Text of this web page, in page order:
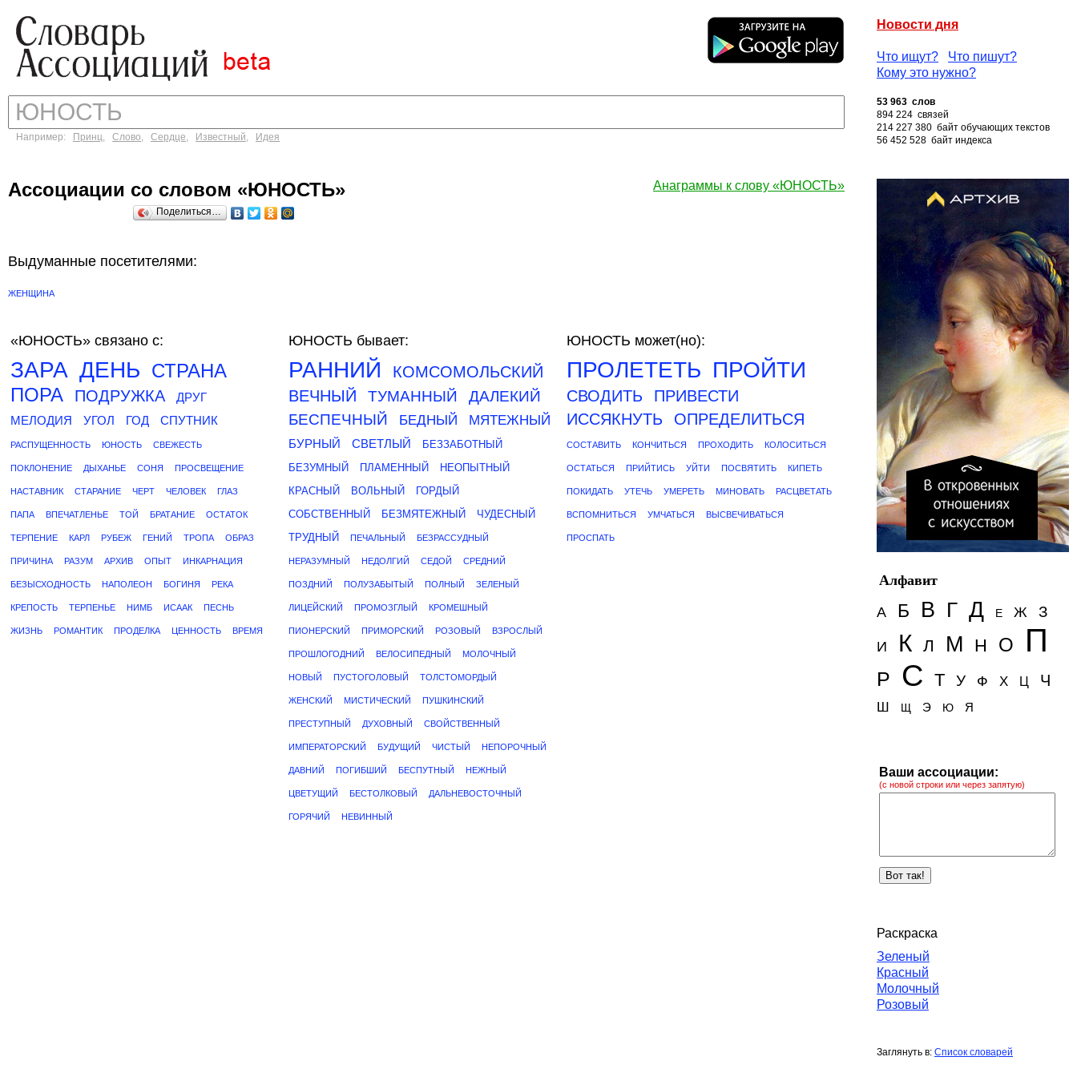
Новости дня
Что ищут?
Что пишут?
Кому это нужно?
Например: Принц, Слово, Сердце, Известный, Идея
53 963 слов
894 224 связей
214 227 380 байт обучающих текстов
56 452 528 байт индекса
Анаграммы к слову «ЮНОСТЬ»
Ассоциации со словом «ЮНОСТЬ»
Поделиться…
Выдуманные посетителями:
ЖЕНЩИНА
«ЮНОСТЬ» связано с:
ЗАРА ДЕНЬ СТРАНА
ПОРА
ПОДРУЖКА
ДРУГ
МЕЛОДИЯ
УГОЛ ГОД СПУТНИК
РАСПУЩЕННОСТЬ ЮНОСТЬ СВЕЖЕСТЬ
ПОКЛОНЕНИЕ ДЫХАНЬЕ СОНЯ ПРОСВЕЩЕНИЕ
НАСТАВНИК СТАРАНИЕ ЧЕРТ ЧЕЛОВЕК ГЛАЗ
ПАПА ВПЕЧАТЛЕНЬЕ ТОЙ БРАТАНИЕ ОСТАТОК
ТЕРПЕНИЕ КАРЛ РУБЕЖ ГЕНИЙ ТРОПА ОБРАЗ
ПРИЧИНА РАЗУМ АРХИВ ОПЫТ ИНКАРНАЦИЯ
БЕЗЫСХОДНОСТЬ НАПОЛЕОН БОГИНЯ РЕКА
КРЕПОСТЬ ТЕРПЕНЬЕ НИМБ ИСААК ПЕСНЬ
ЖИЗНЬ РОМАНТИК ПРОДЕЛКА ЦЕННОСТЬ ВРЕМЯ
ЮНОСТЬ бывает:
РАННИЙ
КОМСОМОЛЬСКИЙ
ВЕЧНЫЙ
ТУМАННЫЙ
ДАЛЕКИЙ
БЕСПЕЧНЫЙ
БЕДНЫЙ МЯТЕЖНЫЙ
БУРНЫЙ СВЕТЛЫЙ
БЕЗЗАБОТНЫЙ
БЕЗУМНЫЙ
ПЛАМЕННЫЙ
НЕОПЫТНЫЙ
КРАСНЫЙ
ВОЛЬНЫЙ
ГОРДЫЙ
СОБСТВЕННЫЙ
БЕЗМЯТЕЖНЫЙ
ЧУДЕСНЫЙ
ТРУДНЫЙ
ПЕЧАЛЬНЫЙ БЕЗРАССУДНЫЙ
НЕРАЗУМНЫЙ НЕДОЛГИЙ СЕДОЙ СРЕДНИЙ
ПОЗДНИЙ ПОЛУЗАБЫТЫЙ ПОЛНЫЙ ЗЕЛЕНЫЙ
ЛИЦЕЙСКИЙ ПРОМОЗГЛЫЙ КРОМЕШНЫЙ
ПИОНЕРСКИЙ ПРИМОРСКИЙ РОЗОВЫЙ ВЗРОСЛЫЙ
ПРОШЛОГОДНИЙ ВЕЛОСИПЕДНЫЙ МОЛОЧНЫЙ
НОВЫЙ ПУСТОГОЛОВЫЙ ТОЛСТОМОРДЫЙ
ЖЕНСКИЙ МИСТИЧЕСКИЙ ПУШКИНСКИЙ
ПРЕСТУПНЫЙ ДУХОВНЫЙ СВОЙСТВЕННЫЙ
ИМПЕРАТОРСКИЙ БУДУЩИЙ ЧИСТЫЙ НЕПОРОЧНЫЙ
ДАВНИЙ ПОГИБШИЙ БЕСПУТНЫЙ НЕЖНЫЙ
ЦВЕТУЩИЙ БЕСТОЛКОВЫЙ ДАЛЬНЕВОСТОЧНЫЙ
ГОРЯЧИЙ НЕВИННЫЙ
ЮНОСТЬ может(но):
ПРОЛЕТЕТЬ ПРОЙТИ
СВОДИТЬ
ПРИВЕСТИ
ИССЯКНУТЬ
ОПРЕДЕЛИТЬСЯ
СОСТАВИТЬ КОНЧИТЬСЯ ПРОХОДИТЬ КОЛОСИТЬСЯ
ОСТАТЬСЯ ПРИЙТИСЬ УЙТИ ПОСВЯТИТЬ КИПЕТЬ
ПОКИДАТЬ УТЕЧЬ УМЕРЕТЬ МИНОВАТЬ РАСЦВЕТАТЬ
ВСПОМНИТЬСЯ УМЧАТЬСЯ ВЫСВЕЧИВАТЬСЯ
ПРОСПАТЬ
Алфавит
А
Б В Г Д Е Ж З
И К Л М Н О П
Р С Т У Ф Х Ц Ч
Ш Щ Э Ю Я
Ваши ассоциации:
(с новой строки или через запятую)
Раскраска
Зеленый
Красный
Молочный
Розовый
Заглянуть в: Список словарей